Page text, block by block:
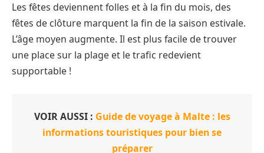
Les fêtes deviennent folles et à la fin du mois, des
fêtes de clôture marquent la fin de la saison estivale.
L’âge moyen augmente. Il est plus facile de trouver
une place sur la plage et le trafic redevient
supportable !
VOIR AUSSI : Guide de voyage à Malte : les
informations touristiques pour bien se
préparer